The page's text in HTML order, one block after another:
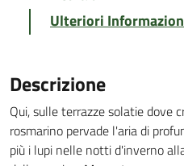
Ulteriori
Descrizione
Qui, sulle terrazze solatie dove
rosmarino pervade l'aria di
più i lupi nelle notti d'inverno